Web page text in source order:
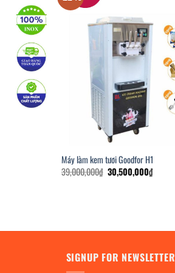
Máy làm kem tươi Goodfor H1
39,000,000₫ Giá
gốc
30,500,000₫Giá
SIGNUP FOR NEWSLETTER